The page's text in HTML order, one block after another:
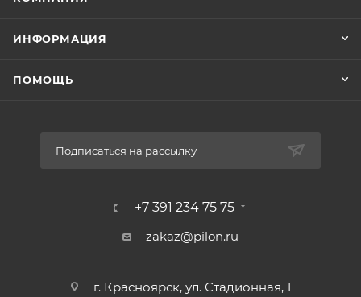
ИНФОРМАЦИЯ
ПОМОЩЬ
Подписаться на рассылку
+7 391 234 75 75
zakaz@pilon.ru
г. Красноярск, ул. Стадионная, 1